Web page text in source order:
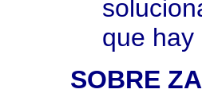
que hay
SOBRE